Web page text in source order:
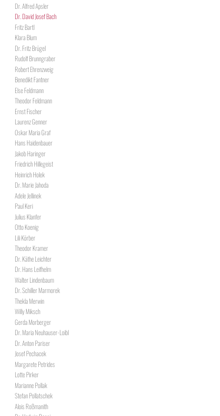
Dr. Alfred Apsler
Dr. David Josef Bach
Fritz Bartl
Klara Blum
Dr. Fritz Brügel
Rudolf Brunngraber
Robert Ehrenzweig
Benedikt Fantner
Else Feldmann
Theodor Feldmann
Ernst Fischer
Laurenz Genner
Oskar Maria Graf
Hans Haidenbauer
Jakob Haringer
Friedrich Hillegeist
Heinrich Holek
Dr. Marie Jahoda
Adele Jellinek
Paul Keri
Julius Klanfer
Otto Koenig
Lili Körber
Theodor Kramer
Dr. Käthe Leichter
Dr. Hans Leifhelm
Walter Lindenbaum
Dr. Schiller Marmorek
Thekla Merwin
Willy Miksch
Gerda Morberger
Dr. Maria Neuhauser-Loibl
Dr. Anton Pariser
Josef Pechacek
Margarete Petrides
Lotte Pirker
Marianne Pollak
Stefan Pollatschek
Alois Roßmanith